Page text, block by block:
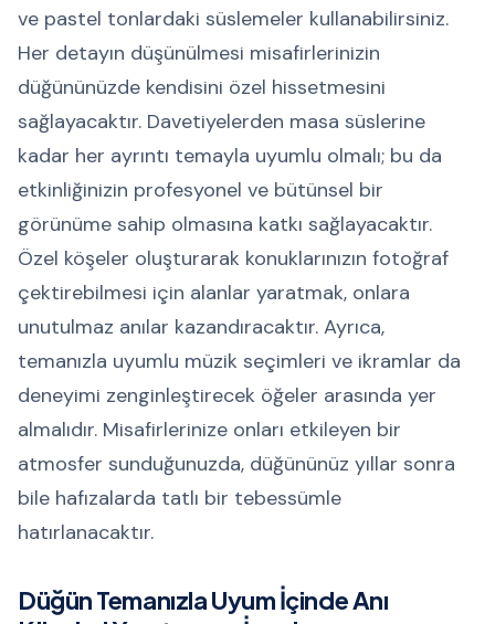
ve pastel tonlardaki süslemeler kullanabilirsiniz.
Her detayın düşünülmesi misafirlerinizin
düğününüzde kendisini özel hissetmesini
sağlayacaktır. Davetiyelerden masa süslerine
kadar her ayrıntı temayla uyumlu olmalı; bu da
etkinliğinizin profesyonel ve bütünsel bir
görünüme sahip olmasına katkı sağlayacaktır.
Özel köşeler oluşturarak konuklarınızın fotoğraf
çektirebilmesi için alanlar yaratmak, onlara
unutulmaz anılar kazandıracaktır. Ayrıca,
temanızla uyumlu müzik seçimleri ve ikramlar da
deneyimi zenginleştirecek öğeler arasında yer
almalıdır. Misafirlerinize onları etkileyen bir
atmosfer sunduğunuzda, düğününüz yıllar sonra
bile hafızalarda tatlı bir tebessümle
hatırlanacaktır.
Düğün Temanızla Uyum İçinde Anı